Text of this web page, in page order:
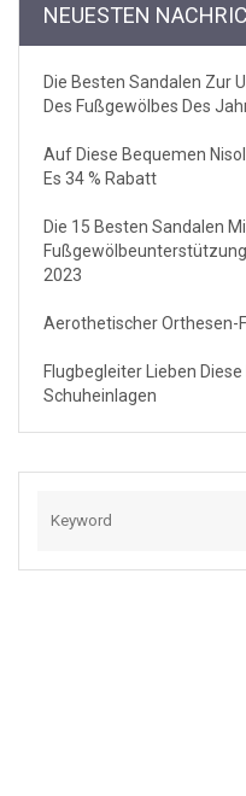
NEUESTEN
Die Besten Sandalen Zur
Des Fußgewölbes Des
Auf Diese Bequemen
Es 34 % Rabatt
Die 15 Besten Sandalen
2023
Aerothetischer Orthesen-
Flugbegleiter Lieben
Schuheinlagen